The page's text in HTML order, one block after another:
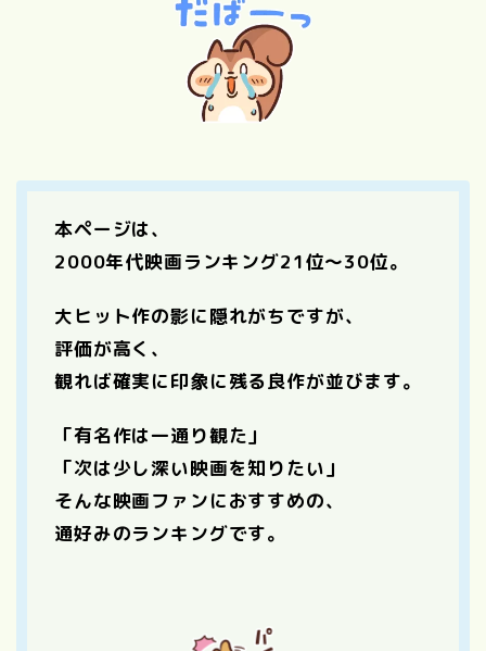
本ページは、
2000年代映画ランキング21位〜30位。
大ヒット作の影に隠れがちですが、
評価が高く、
観れば確実に印象に残る良作が並びます。
「有名作は一通り観た」
「次は少し深い映画を知りたい」
そんな映画ファンにおすすめの、
通好みのランキングです。